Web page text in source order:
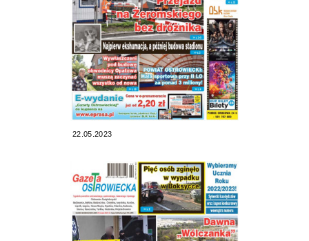
22.05.2023